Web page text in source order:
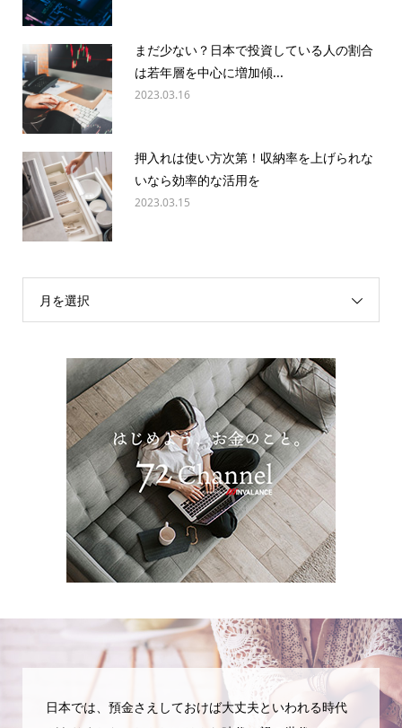
まだ少ない？日本で投資している人の割合
は若年層を中心に増加傾...
2023.03.16
押入れは使い方次第！収納率を上げられな
いなら効率的な活用を
2023.03.15
月を選択
日本では、預金さえしておけば大丈夫といわれる時代